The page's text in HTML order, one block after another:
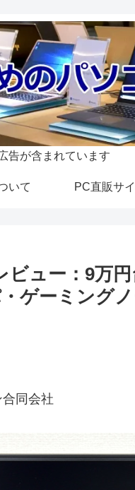
告が含まれています
いて PC直販サ
ビュー：9万
ゲーミング
同会社